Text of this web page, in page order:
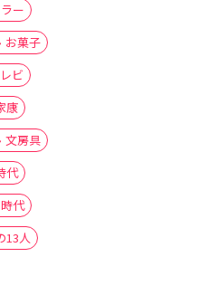
ー
お菓子
ビ
康
文房具
代
代
13人